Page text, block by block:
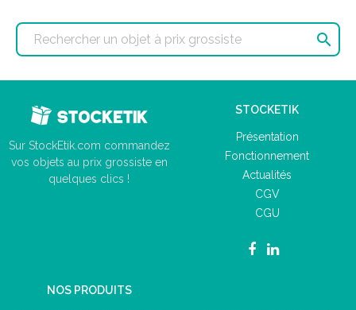

Sur StockEtik.com commandez
vos objets au prix grossiste en
quelques clics !
STOCKETIK
Présentation
Fonctionnement
Actualités
CGV
CGU
NOS PRODUITS